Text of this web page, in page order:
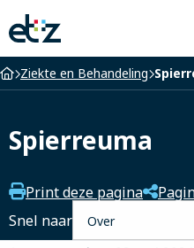
Elisabeth-
TweeSteden
Ziekenhuis
Home
Ziekte en Behandeling
Spierreuma
Print deze pagina
Snel naar